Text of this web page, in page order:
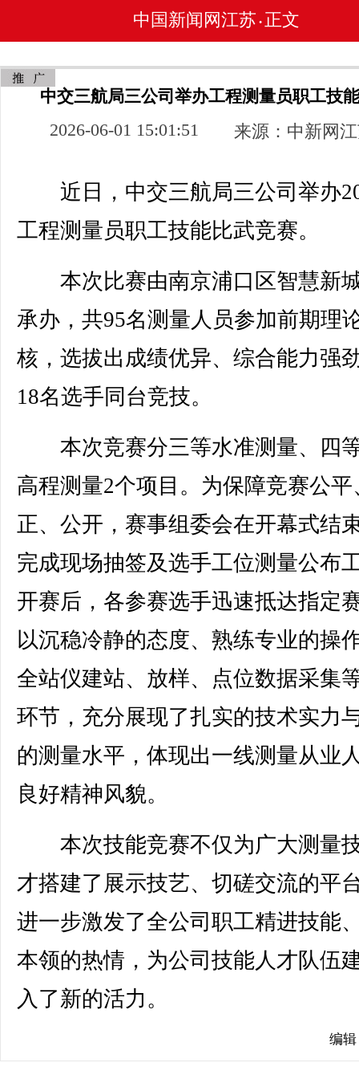
中国新闻网江苏 • 正文
中交三航局三公司举办工程测量员职工技
2026-06-01 15:01:51 来源：中新网
近日，中交三航局三公司举办
工程测量员职工技能比武竞赛。
本次比赛由南京浦口区智慧新
承办，共95名测量人员参加前期理
核，选拔出成绩优异、综合能力强
18名选手同台竞技。
本次竞赛分三等水准测量、四
高程测量2个项目。为保障竞赛公平
正、公开，赛事组委会在开幕式结
完成现场抽签及选手工位测量公布
开赛后，各参赛选手迅速抵达指定
以沉稳冷静的态度、熟练专业的操
全站仪建站、放样、点位数据采集
环节，充分展现了扎实的技术实力
的测量水平，体现出一线测量从业
良好精神风貌。
本次技能竞赛不仅为广大测量
才搭建了展示技艺、切磋交流的平
进一步激发了全公司职工精进技能
本领的热情，为公司技能人才队伍
入了新的活力。
编